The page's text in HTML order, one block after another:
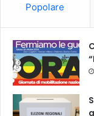
Popolare